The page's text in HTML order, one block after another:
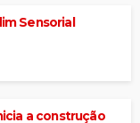
Sensorial
a construção